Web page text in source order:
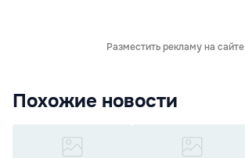
Разместить рекламу на сайте
Похожие новости